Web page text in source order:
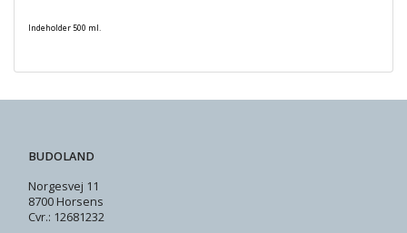
Indeholder 500 ml.
BUDOLAND
Norgesvej 11
8700 Horsens
Cvr.: 12681232